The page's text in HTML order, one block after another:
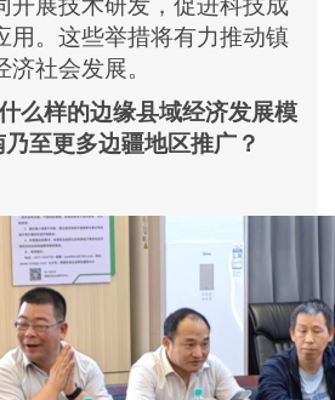
开展技术研发，促进科技成
用。这些举措将有力推动镇
社会发展。
么样的边缘县域经济发展模
至更多边疆地区推广？